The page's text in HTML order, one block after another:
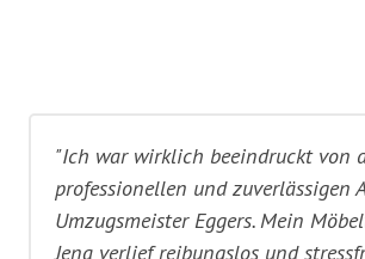
"Ich war wirklich beeindruckt von
professionellen und zuverlässigen
Umzugsmeister Eggers. Mein
Jena verlief reibungslos und